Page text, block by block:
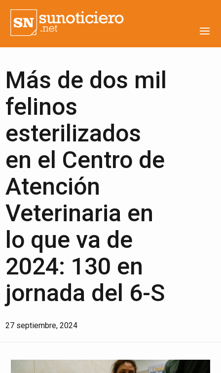
Más de dos mil
felinos
esterilizados
en el Centro de
Atención
Veterinaria en
lo que va de
2024: 130 en
jornada del 6-S
27 septiembre, 2024